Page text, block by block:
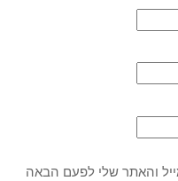
והאתר שלי לפעם הבאה